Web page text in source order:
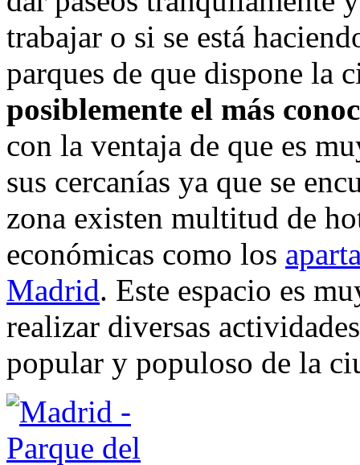
trabajar o si se está
parques de que dispone la
posiblemente el más
con la ventaja de que es
sus cercanías ya que se
zona existen multitud de
económicas como los
Madrid. Este espacio es
realizar diversas
popular y populoso de la